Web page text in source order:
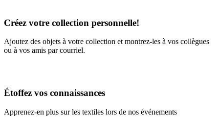
Créez votre collection personnelle!
Ajoutez des objets à votre collection et montrez-les à vos collègues
ou à vos amis par courriel.
Étoffez vos connaissances
Apprenez-en plus sur les textiles lors de nos événements